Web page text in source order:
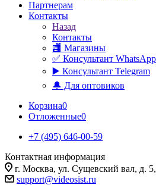
Партнерам
Контакты
Назад
Контакты
🏬 Магазины
✅️ Консультант WhatsApp
▶️ Консультант Telegram
🔔 Для оптовиков
Корзина0
Отложенные0
+7 (495) 646-00-59
Контактная информация
г. Москва, ул. Сущевский вал, д.
support@videosist.ru